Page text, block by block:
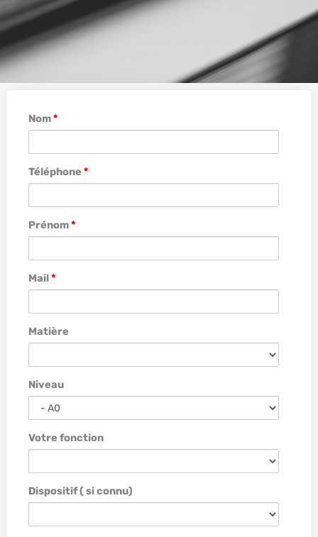
Nom*
Téléphone *
Prénom*
Mail*
Matière
Niveau
Votre fonction
Dispositif ( si connu)